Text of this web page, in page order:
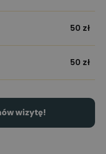
50 zł
50 zł
wizytę!